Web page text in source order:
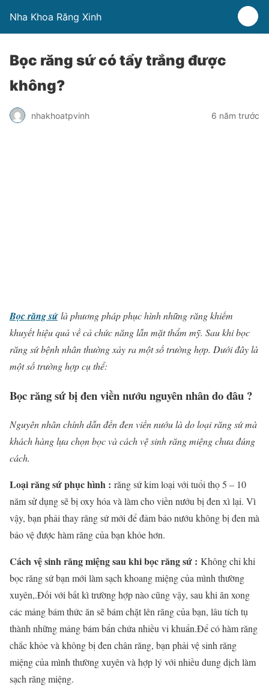
Nha Khoa Răng Xinh
Bọc răng sứ có tẩy trắng được
không?
nhakhoatpvinh 6 năm trước
Bọc răng sứlà phương pháp phục hình những răng khiếm
khuyết hiệu quả về cả chức năng lẫn mặt thẩm mỹ. Sau khi bọc
răng sứ bệnh nhân thường xảy ra một số trường hợp. Dưới đây là
một số trường hợp cụ thể:
Bọc răng sứ bị đen viền nướu nguyên nhân do đâu ?
Nguyên nhân chính dẫn đến đen viền nướu là do loại răng sứ mà
khách hàng lựa chọn bọc và cách vệ sinh răng miệng chưa đúng
cách.
Loại răng sứ phục hình : răng sứ kim loại với tuổi thọ 5 – 10
năm sử dụng sẽ bị oxy hóa và làm cho viền nướu bị đen xì lại. Vì
vậy, bạn phải thay răng sứ mới để đảm bảo nướu không bị đen mà
bảo vệ được hàm răng của bạn khỏe hơn.
Cách vệ sinh răng miệng sau khi bọc răng sứ : Không chỉ khi
bọc răng sứ bạn mới làm sạch khoang miệng của mình thường
xuyên,.Đối với bất kì trường hợp nào cũng vậy, sau khi ăn xong
các mảng bám thức ăn sẽ bám chặt lên răng của bạn, lâu tích tụ
thành những mảng bám bẩn chứa nhiều vi khuẩn.Để có hàm răng
chắc khỏe và không bị đen chân răng, bạn phải vệ sinh răng
miệng của mình thường xuyên và hợp lý với nhiều dung dịch làm
sạch răng miệng.